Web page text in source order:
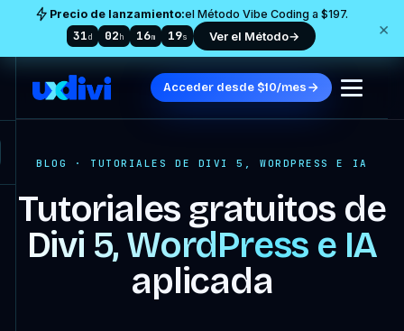
Precio de lanzamiento:el Método Vibe Coding a $197.
31d 02h 16m 18s Ver el Método→ ×
Acceder desde $10/mes
BLOG · TUTORIALES DE DIVI 5, WORDPRESS E IA
Tutoriales gratuitos de
Divi 5, WordPress e IA
aplicada